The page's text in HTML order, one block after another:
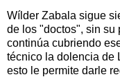
Wílder Zabala sigue
de los "doctos", sin su
continúa cubriendo
técnico la dolencia de
esto le permite darle